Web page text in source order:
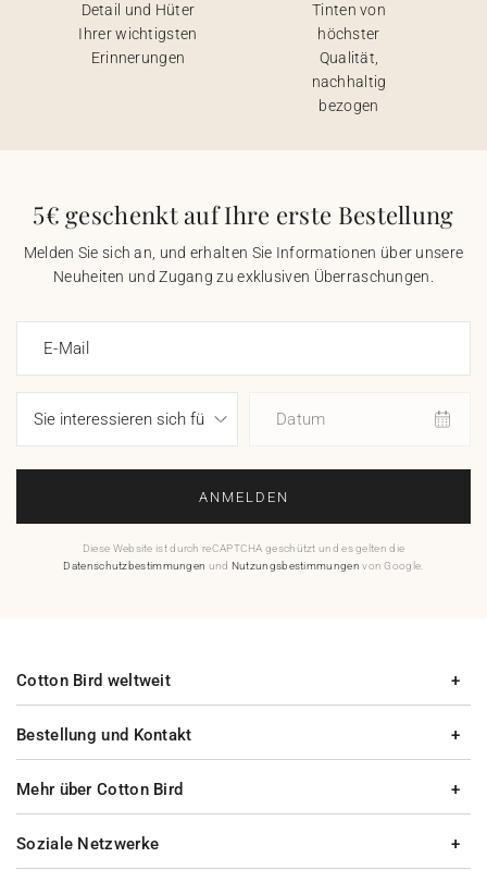
Detail und Hüter
Ihrer wichtigsten
Erinnerungen
Tinten von
höchster
Qualität,
nachhaltig
bezogen
5€ geschenkt auf Ihre erste Bestellung
Melden Sie sich an, und erhalten Sie Informationen über unsere
Neuheiten und Zugang zu exklusiven Überraschungen.
E-Mail
Datum
ANMELDEN
Diese Website ist durch reCAPTCHA geschützt und es gelten die
Datenschutzbestimmungen und Nutzungsbestimmungen von Google.
Bestellung und Kontakt
Mehr über Cotton Bird
Cotton Bird weltweit
Soziale Netzwerke